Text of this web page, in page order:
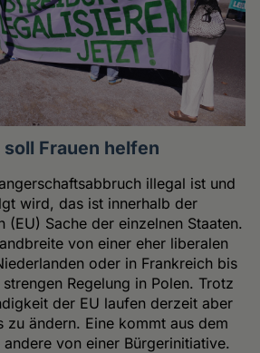
Frauen helfen
illegal ist und
wird, das ist innerhalb der
(EU) Sache der einzelnen Staaten.
von einer eher liberalen
oder in Frankreich bis
Regelung in Polen. Trotz
der EU laufen derzeit aber
zu ändern. Eine kommt aus dem
von einer Bürgerinitiative.